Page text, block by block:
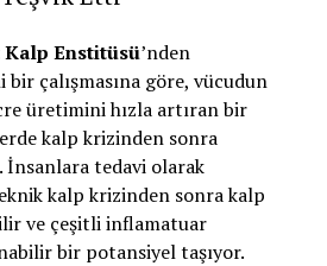
Kalp Enstitüsü’nden
bir çalışmasına göre, vücudun
üretimini hızla artıran bir
kalp krizinden sonra
İnsanlara tedavi olarak
kalp krizinden sonra kalp
ve çeşitli inflamatuar
bir potansiyel taşıyor.